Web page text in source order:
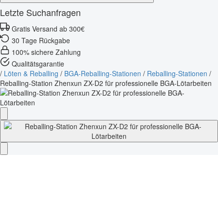
Letzte Suchanfragen
Gratis Versand ab 300€
30 Tage Rückgabe
100% sichere Zahlung
Qualitätsgarantie
/ Löten & Reballing / BGA-Reballing-Stationen / Reballing-Stationen /
Reballing-Station Zhenxun ZX-D2 für professionelle BGA-Lötarbeiten